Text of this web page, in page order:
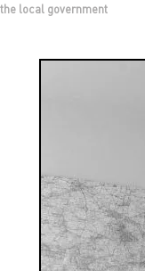
the local government